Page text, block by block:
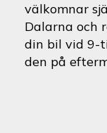
välkomnar
Dalarna och
din bil vid 9-
den på